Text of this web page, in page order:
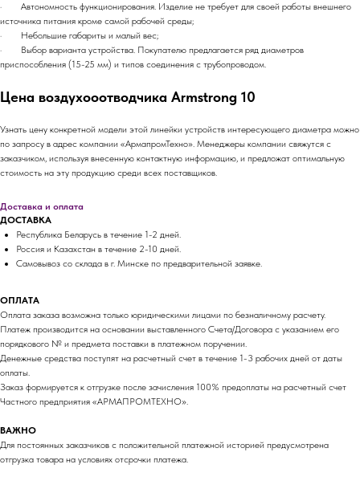
· Автономность функционирования. Изделие не требует для своей работы внешнего
источника питания кроме самой рабочей среды;
· Небольшие габариты и малый вес;
· Выбор варианта устройства. Покупателю предлагается ряд диаметров
приспособления (15-25 мм) и типов соединения с трубопроводом.
Цена воздухооотводчика Armstrong 10
Узнать цену конкретной модели этой линейки устройств интересующего диаметра можно
по запросу в адрес компании «АрмапромТехно». Менеджеры компании свяжутся с
заказчиком, используя внесенную контактную информацию, и предложат оптимальную
стоимость на эту продукцию среди всех поставщиков.
Доставка и оплата
ДОСТАВКА
Республика Беларусь в течение 1-2 дней.
Россия и Казахстан в течение 2-10 дней.
Самовывоз со склада в г. Минске по предварительной заявке.
ОПЛАТА
Оплата заказа возможна только юридическими лицами по безналичному расчету.
Платеж производится на основании выставленного Счета/Договора с указанием его
порядкового № и предмета поставки в платежном поручении.
Денежные средства поступят на расчетный счет в течение 1-3 рабочих дней от даты
оплаты.
Заказ формируется к отгрузке после зачисления 100% предоплаты на расчетный счет
Частного предприятия «АРМАПРОМТЕХНО».
ВАЖНО
Для постоянных заказчиков с положительной платежной историей предусмотрена
отгрузка товара на условиях отсрочки платежа.